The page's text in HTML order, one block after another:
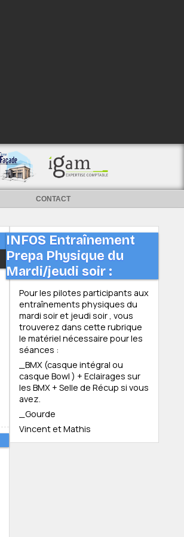
CONTACT
INFOS Entraînement
Prepa Physique du
Mardi/jeudi soir :
Pour les pilotes participants aux
entraînements physiques du
mardi soir et jeudi soir , vous
trouverez dans cette rubrique
le matériel nécessaire pour les
séances :
_BMX (casque intégral ou
casque Bowl ) + Eclairages sur
les BMX + Selle de Récup si vous
avez.
_Gourde
Vincent et Mathis